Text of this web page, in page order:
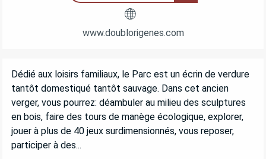
www.doublorigenes.com
DESCRIPTION
Dédié aux loisirs familiaux, le Parc est un écrin de verdure
tantôt domestiqué tantôt sauvage. Dans cet ancien
verger, vous pourrez: déambuler au milieu des sculptures
en bois, faire des tours de manège écologique, explorer,
jouer à plus de 40 jeux surdimensionnés, vous reposer,
participer à des...